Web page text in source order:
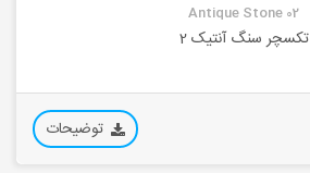
Antique Stone 02
تکسچر سنگ آنتیک 2
توضیحات